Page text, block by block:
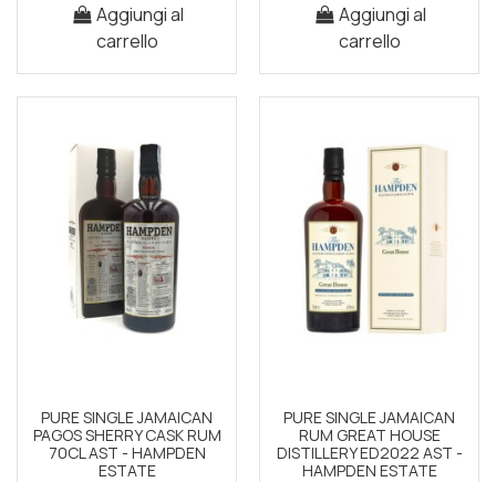
Aggiungi al
carrello
Aggiungi al
carrello
PURE SINGLE JAMAICAN
PAGOS SHERRY CASK RUM
70CL AST - HAMPDEN
ESTATE
PURE SINGLE JAMAICAN
RUM GREAT HOUSE
DISTILLERY ED2022 AST -
HAMPDEN ESTATE